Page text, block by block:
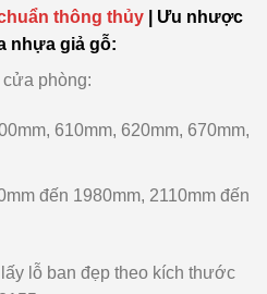
thông thủy
| Ưu nhược
nhựa giả gỗ:
phòng:
610mm, 620mm, 670mm,
đến 1980mm, 2110mm đến
lỗ ban đẹp theo kích thước